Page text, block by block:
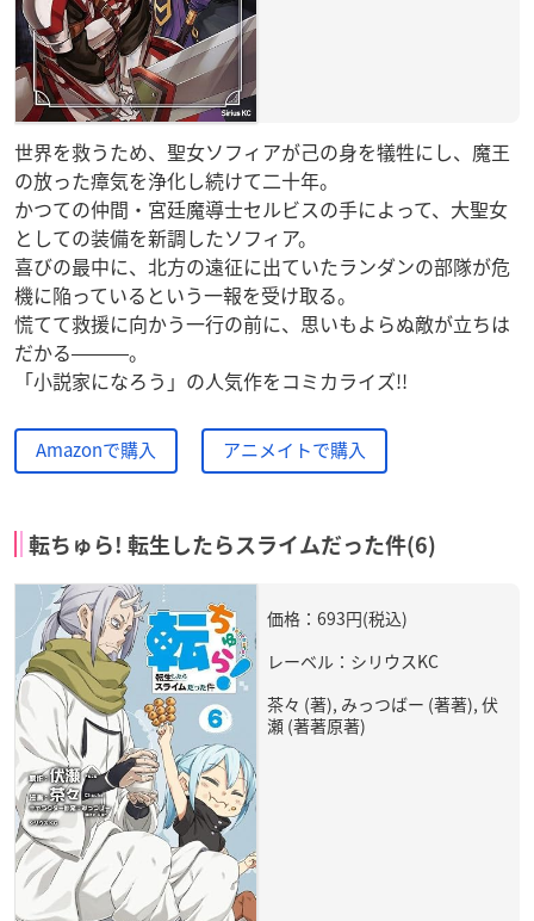
世界を救うため、聖女ソフィアが己の身を犠牲にし、魔王
の放った瘴気を浄化し続けて二十年。
かつての仲間・宮廷魔導士セルビスの手によって、大聖女
としての装備を新調したソフィア。
喜びの最中に、北方の遠征に出ていたランダンの部隊が危
機に陥っているという一報を受け取る。
慌てて救援に向かう一行の前に、思いもよらぬ敵が立ちは
だかる―――。
「小説家になろう」の人気作をコミカライズ!!
Amazonで購入 アニメイトで購入
転ちゅら! 転生したらスライムだった件(6)
価格：693円(税込)
レーベル：シリウスKC
茶々 (著), みっつばー (著著), 伏
瀬 (著著原著)